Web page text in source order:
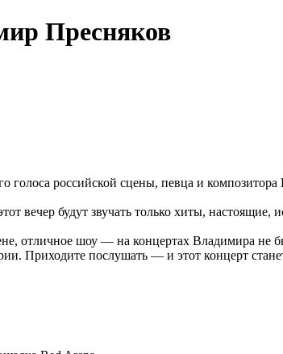
Пресняков
голоса российской сцены, певца и
вечер будут звучать только хиты, настоящие,
отличное шоу — на концертах Владимира не
Приходите послушать — и этот концерт